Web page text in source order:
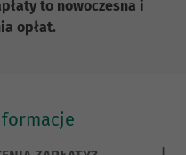
to nowoczesna i
opłat.